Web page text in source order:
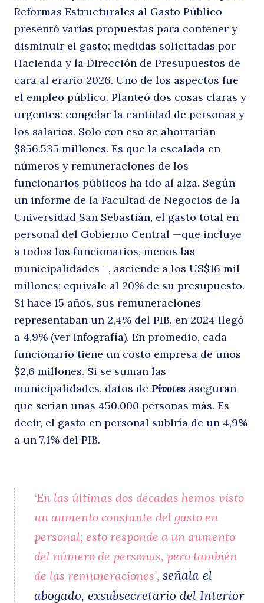
Reformas Estructurales al Gasto Público
presentó varias propuestas para contener y
disminuir el gasto; medidas solicitadas por
Hacienda y la Dirección de Presupuestos de
cara al erario 2026. Uno de los aspectos fue
el empleo público. Planteó dos cosas claras y
urgentes: congelar la cantidad de personas y
los salarios. Solo con eso se ahorrarían
$856.535 millones. Es que la escalada en
números y remuneraciones de los
funcionarios públicos ha ido al alza. Según
un informe de la Facultad de Negocios de la
Universidad San Sebastián, el gasto total en
personal del Gobierno Central —que incluye
a todos los funcionarios, menos las
municipalidades—, asciende a los US$16 mil
millones; equivale al 20% de su presupuesto.
Si hace 15 años, sus remuneraciones
representaban un 2,4% del PIB, en 2024 llegó
a 4,9% (ver infografía). En promedio, cada
funcionario tiene un costo empresa de unos
$2,6 millones. Si se suman las
municipalidades, datos de Pivotes aseguran
que serían unas 450.000 personas más. Es
decir, el gasto en personal subiría de un 4,9%
a un 7,1% del PIB.
‘En las últimas dos décadas hemos visto
un aumento constante del gasto en
personal; esto responde a un aumento
del número de personas, pero también
de las remuneraciones’,señala el
abogado, exsubsecretario del Interior